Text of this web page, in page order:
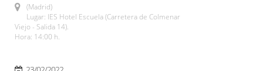
(Madrid)
Lugar: IES Hotel Escuela (Carretera de Colmenar
Viejo - Salida 14).
Hora: 14:00 h.